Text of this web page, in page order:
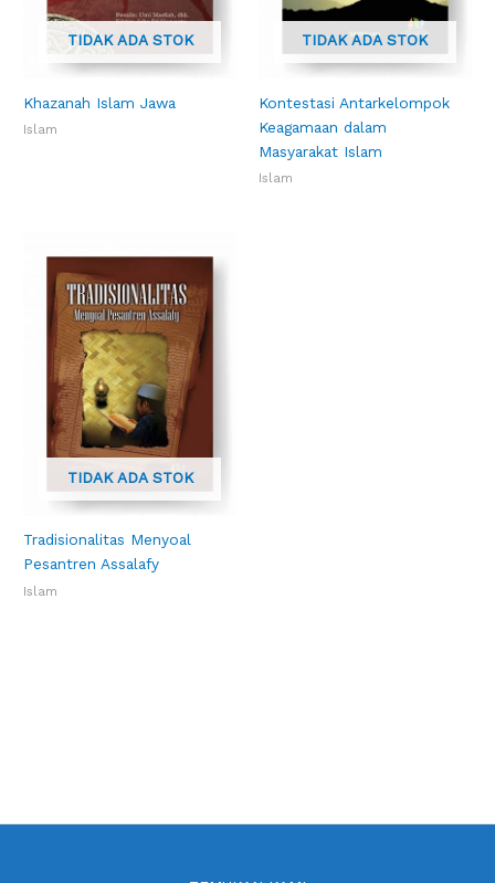
TIDAK ADA STOK
Khazanah Islam Jawa
Islam
TIDAK ADA STOK
Kontestasi Antarkelompok
Keagamaan dalam
Masyarakat Islam
Islam
TIDAK ADA STOK
Tradisionalitas Menyoal
Pesantren Assalafy
Islam